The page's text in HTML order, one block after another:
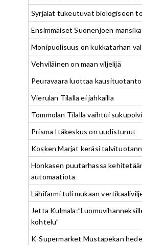
Syrjälät tukeutuvat biologiseen
Ensimmäiset Suonenjoen
Monipuolisuus on kukkatarhan
Vehviläinen on maan viljelijä
Peuravaara luottaa
Vierulan Tilalla ei jahkailla
Tommolan Tilalla vaihtui sukupolvi
Prisma Itäkeskus on uudistunut
Kosken Marjat keräsi
Honkasen puutarhassa
automaatiota
Lähifarmi tuli mukaan
Jetta
kohtelu”
K-Supermarket Mustapekan